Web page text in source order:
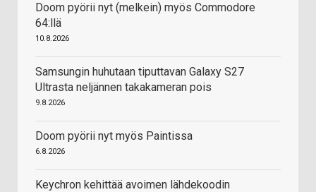
Doom pyörii nyt (melkein) myös Commodore
64:llä
10.8.2026
Samsungin huhutaan tiputtavan Galaxy S27
Ultrasta neljännen takakameran pois
9.8.2026
Doom pyörii nyt myös Paintissa
6.8.2026
Keychron kehittää avoimen lähdekoodin